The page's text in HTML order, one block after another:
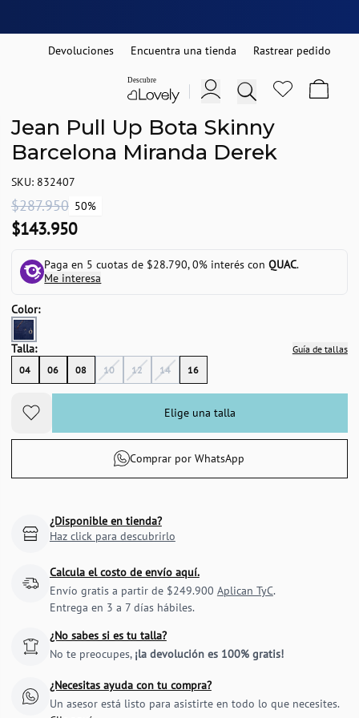
Devoluciones Encuentra una tienda Rastrear pedido
Jean Pull Up Bota Skinny
Barcelona Miranda Derek
SKU: 832407
$287.950 50%
$143.950
Paga en 5 cuotas de $28.790, 0% interés conQUAC.
Me interesa
Color:
Talla:
Guía de tallas
04
06 08 10 12 14 16
Elige una talla
Comprar por WhatsApp
¿Disponible en tienda?
Haz click para descubrirlo
Calcula el costo de envío aquí.
Envío gratis a partir de $249.900 Aplican TyC.
Entrega en 3 a 7 días hábiles.
¿No sabes si es tu talla?
No te preocupes, ¡la devolución es 100% gratis!
¿Necesitas ayuda con tu compra?
Un asesor está listo para asistirte en todo lo que necesites.